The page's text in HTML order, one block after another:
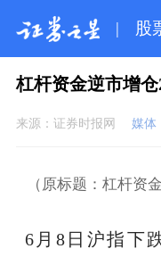
| 股
杠杆资金逆市增仓
来源： 证券时报网 媒体
（原标题：杠杆资
6月8日沪指下